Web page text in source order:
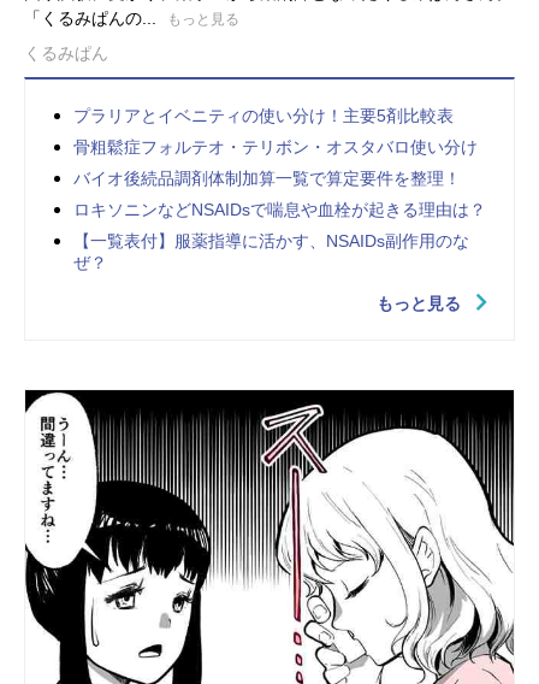
「くるみぱんの...
もっと見る
くるみぱん
プラリアとイベニティの使い分け！主要5剤比較表
骨粗鬆症フォルテオ・テリボン・オスタバロ使い分け
バイオ後続品調剤体制加算一覧で算定要件を整理！
ロキソニンなどNSAIDsで喘息や血栓が起きる理由は？
【一覧表付】服薬指導に活かす、NSAIDs副作用のな
ぜ？
もっと見る